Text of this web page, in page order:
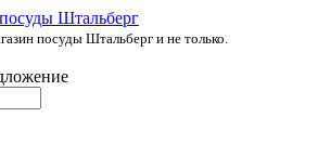
посуды Штальберг и не только.